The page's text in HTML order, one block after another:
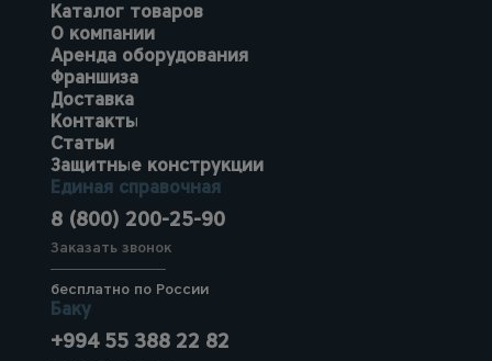
Каталог товаров
О компании
Аренда оборудования
Франшиза
Доставка
Контакты
Статьи
Защитные конструкции
Единая справочная
8 (800) 200-25-90
Заказать звонок
бесплатно по России
Баку
+994 55 388 22 82